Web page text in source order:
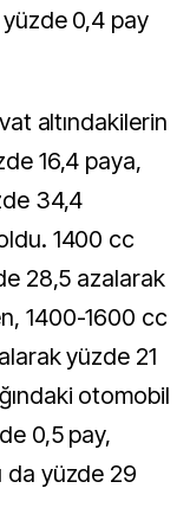
0,4 pay
altındakilerin
16,4 paya,
34,4
1400 cc
28,5 azalarak
1400-1600 cc
yüzde 21
otomobil
0,5 pay,
da yüzde 29